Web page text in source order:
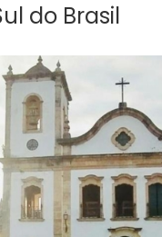
do Brasil